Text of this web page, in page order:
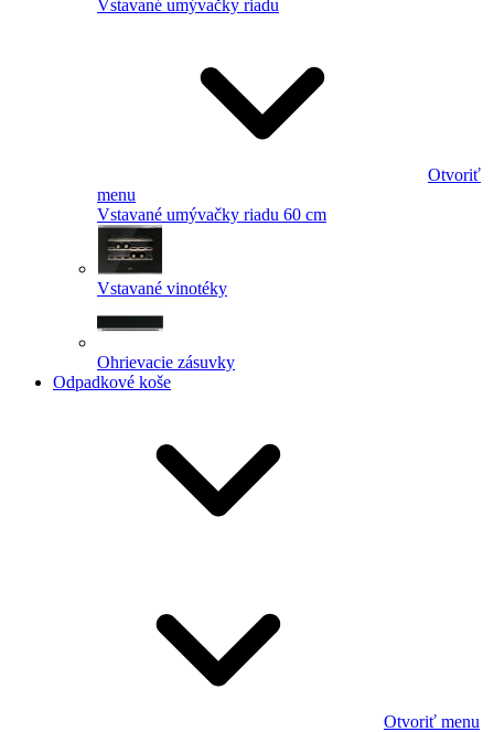
Vstavané umývačky riadu
Otvoriť
menu
Vstavané umývačky riadu 60 cm
Vstavané vinotéky
Ohrievacie zásuvky
Odpadkové koše
Otvoriť menu